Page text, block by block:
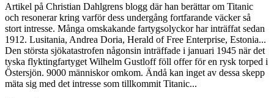
Artikel på Christian Dahlgrens blogg där han berättar om Titanic
och resonerar kring varför dess undergång fortfarande väcker så
stort intresse. Många omskakande fartygsolyckor har inträffat sedan
1912. Lusitania, Andrea Doria, Herald of Free Enterprise, Estonia...
Den största sjökatastrofen någonsin inträffade i januari 1945 när det
tyska flyktingfartyget Wilhelm Gustloff föll offer för en rysk torped i
Östersjön. 9000 människor omkom. Ändå kan inget av dessa skepp
mäta sig med det intresse som tillkommit Titanic...